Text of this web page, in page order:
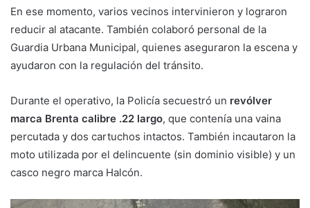
En ese momento, varios vecinos intervinieron y lograron
reducir al atacante. También colaboró personal de la
Guardia Urbana Municipal, quienes aseguraron la escena y
ayudaron con la regulación del tránsito.
Durante el operativo, la Policía secuestró un revólver
marca Brenta calibre .22 largo, que contenía una vaina
percutada y dos cartuchos intactos. También incautaron la
moto utilizada por el delincuente (sin dominio visible) y un
casco negro marca Halcón.